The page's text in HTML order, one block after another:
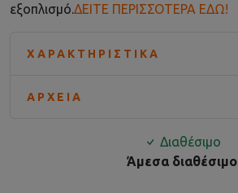
εξοπλισμό.ΔΕΙΤΕ ΠΕΡΙΣΣΟΤΕΡΑ ΕΔΩ!
ΧΑΡΑΚΤΗΡΙΣΤΙΚΆ
ΑΡΧΕΊΑ
Διαθέσιμο
Άμεσα διαθέσιμο